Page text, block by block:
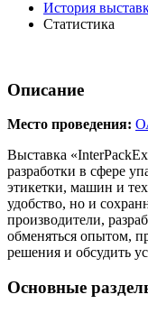
История
Статистика
Описание
Место проведения:
Выставка
разработки в сфере
этикетки, машин и
удобство, но и
производители,
обменяться опытом,
решения и обсудить
Основные